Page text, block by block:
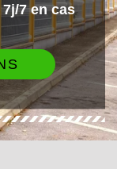
7 en cas